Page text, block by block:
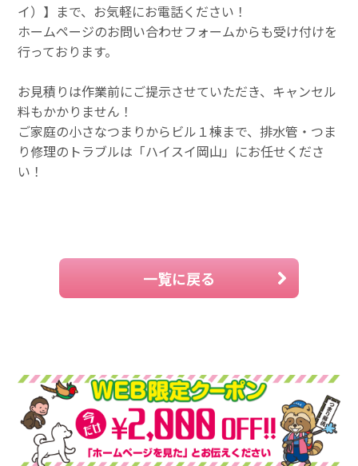
イ）】まで、お気軽にお電話ください！
ホームページのお問い合わせフォームからも受け付けを
行っております。
お見積りは作業前にご提示させていただき、キャンセル
料もかかりません！
ご家庭の小さなつまりからビル１棟まで、排水管・つま
り修理のトラブルは「ハイスイ岡山」にお任せくださ
い！
一覧に戻る